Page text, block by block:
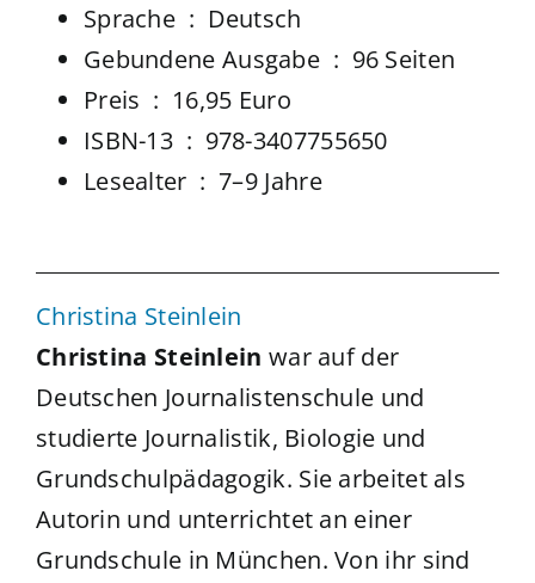
Sprache ‏ : ‎ Deutsch
Gebundene Ausgabe ‏ : ‎ 96 Seiten
Preis ‏ : ‎ 16,95 Euro
ISBN-13 ‏ : ‎ 978-3407755650
Lesealter ‏ : ‎ 7–9 Jahre
Christina Steinlein
Christina Steinlein war auf der
Deutschen Journalistenschule und
studierte Journalistik, Biologie und
Grundschulpädagogik. Sie arbeitet als
Autorin und unterrichtet an einer
Grundschule in München. Von ihr sind